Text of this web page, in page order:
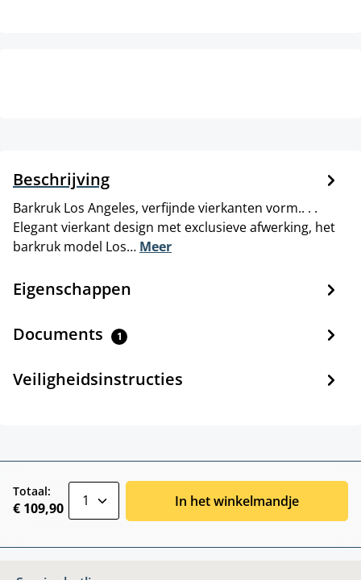
Beschrijving
Barkruk Los Angeles, verfijnde vierkanten vorm.. . .
Elegant vierkant design met exclusieve afwerking, het
barkruk model Los… Meer
Eigenschappen
Documents 1
Veiligheidsinstructies
Totaal:
€ 109,90 In het winkelmandje